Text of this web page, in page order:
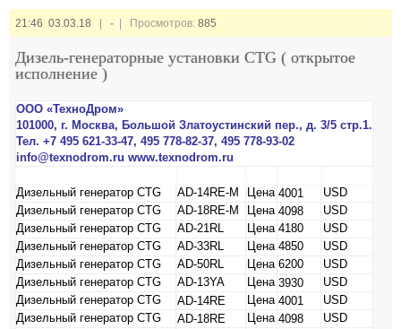
21:46 03.03.18 - | Просмотров: 885
Дизель-генераторные установки CTG ( открытое
исполнение )
ООО «ТехноДром»
101000, г. Москва, Большой Златоустинский пер., д. 3/5 стр.1.
Тел. +7 495 621-33-47, 495 778-82-37, 495 778-93-02
info@texnodrom.ru www.texnodrom.ru
Дизельный генератор CTG AD-14RE-M Цена 4001
USD
Дизельный генератор CTG
AD-18RE-M Цена 4098
USD
Дизельный генератор CTG
AD-21RL Цена 4180
USD
Дизельный генератор CTG
AD-33RL Цена 4850
USD
Дизельный генератор CTG
AD-50RL Цена 6200
USD
Дизельный генератор CTG
AD-13YA Цена 3930
USD
Дизельный генератор CTG
AD-14RE Цена 4001
USD
Дизельный генератор CTG
AD-18RE Цена 4098 USD